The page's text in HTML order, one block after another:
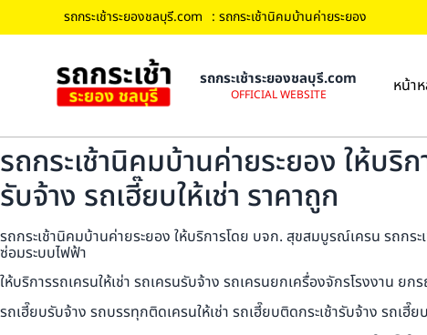
รถกระเช้าระยองชลบุรี.com : รถกระเช้านิคมบ้านค่ายระยอง
รถกระเช้าระยองชลบุรี.com
OFFICIAL WEBSITE หน้า
รถกระเช้านิคมบ้านค่ายระยอง ให้บริ
รับจ้าง รถเฮี๊ยบให้เช่า ราคาถูก
รถกระเช้านิคมบ้านค่ายระยอง ให้บริการโดย บจก. สุขสมบูรณ์เครน รถกระ
ซ่อมระบบไฟฟ้า
ให้บริการรถเครนให้เช่า รถเครนรับจ้าง รถเครนยกเครื่องจักรโรงงาน
รถเฮี๊ยบรับจ้าง รถบรรทุกติดเครนให้เช่า รถเฮี๊ยบติดกระเช้ารับจ้าง รถ